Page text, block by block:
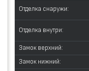
Отделка снаружи:
Отделка внутри:
Замок верхний:
Замок нижний: